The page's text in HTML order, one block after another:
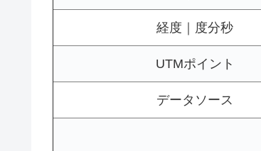
経度｜度分秒
UTMポイント
データソース